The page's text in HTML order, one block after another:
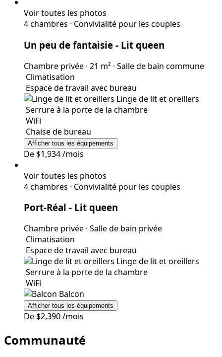
Voir toutes les photos
4 chambres · Convivialité pour les couples
Un peu de fantaisie - Lit queen
Chambre privée · 21 m² · Salle de bain commune
Climatisation
Espace de travail avec bureau
Linge de lit et oreillers
Serrure à la porte de la chambre
WiFi
Chaise de bureau
Afficher tous les équipements
De $1,934/mois
Voir toutes les photos
4 chambres · Convivialité pour les couples
Port-Réal - Lit queen
Chambre privée · Salle de bain privée
Climatisation
Espace de travail avec bureau
Linge de lit et oreillers
Serrure à la porte de la chambre
WiFi
Balcon
Afficher tous les équipements
De $2,390/mois
Communauté